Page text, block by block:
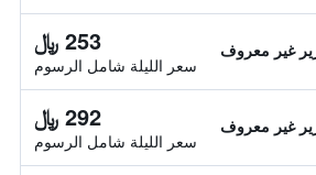
غير معروف 253 ﷼
سعر الليلة شامل الرسوم
غير معروف 292 ﷼
سعر الليلة شامل الرسوم